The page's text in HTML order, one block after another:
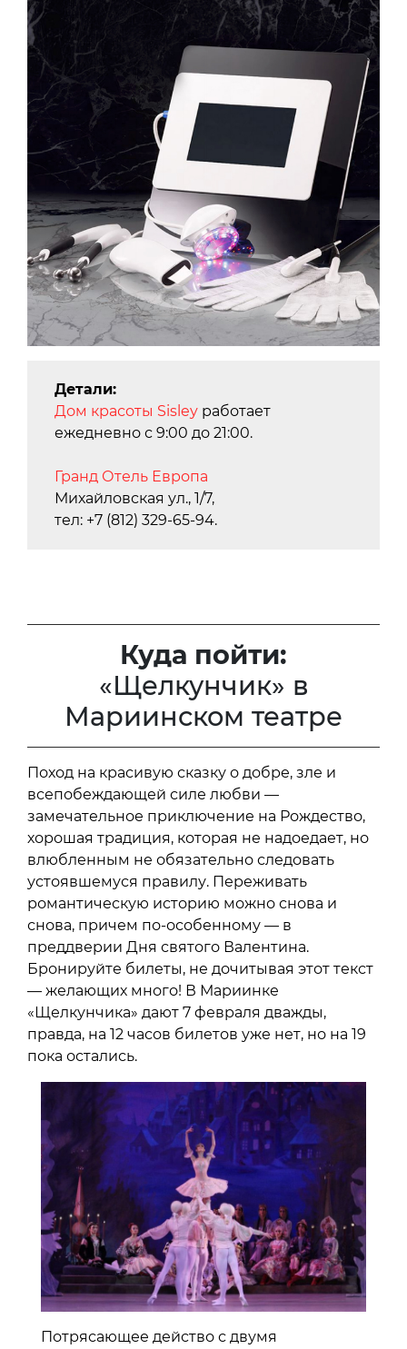
Детали:
Дом красоты Sisley работает
ежедневно с 9:00 до 21:00.
Гранд Отель Европа
Михайловская ул., 1/7,
тел: +7 (812) 329-65-94.
Куда пойти:
«Щелкунчик» в
Мариинском театре
Поход на красивую сказку о добре, зле и
всепобеждающей силе любви —
замечательное приключение на Рождество,
хорошая традиция, которая не надоедает, но
влюбленным не обязательно следовать
устоявшемуся правилу. Переживать
романтическую историю можно снова и
снова, причем по-особенному — в
преддверии Дня святого Валентина.
Бронируйте билеты, не дочитывая этот текст
— желающих много! В Мариинке
«Щелкунчика» дают 7 февраля дважды,
правда, на 12 часов билетов уже нет, но на 19
пока остались.
Потрясающее действо с двумя